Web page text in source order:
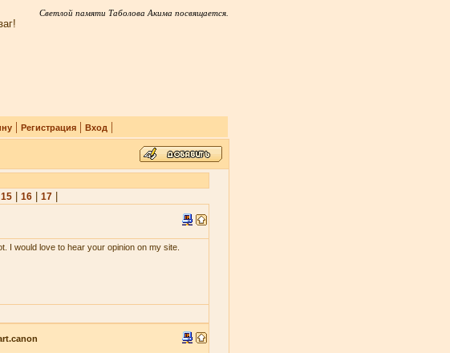
Светлой памяти Таболова Акима посвящается.
| Регистрация| Вход |
15| 16| 17|
I would love to hear your opinion on my site.